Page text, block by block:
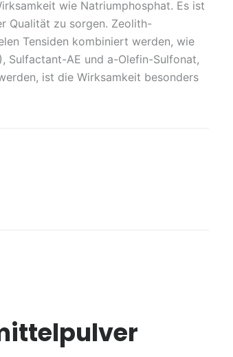
wie Natriumphosphat. Es ist
Qualität zu sorgen. Zeolith-
Tensiden kombiniert werden, wie
Sulfactant-AE und a-Olefin-Sulfonat,
ist die Wirksamkeit besonders